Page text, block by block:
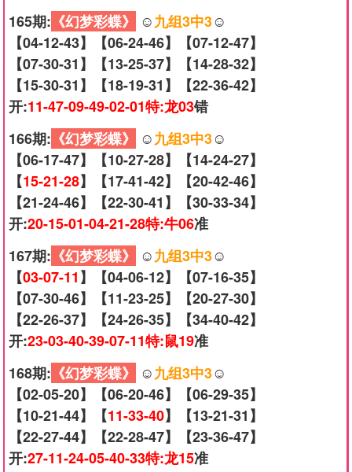
165期: 《幻梦彩蝶》 ☺️九组3中3☺️
【04-12-43】【06-24-46】【07-12-47】
【07-30-31】【13-25-37】【14-28-32】
【15-30-31】【18-19-31】【22-36-42】
开:11-47-09-49-02-01特:龙03错
166期: 《幻梦彩蝶》 ☺️九组3中3☺️
【06-17-47】【10-27-28】【14-24-27】
【15-21-28】【17-41-42】【20-42-46】
【21-24-46】【22-30-41】【30-33-34】
开:20-15-01-04-21-28特:牛06准
167期: 《幻梦彩蝶》 ☺️九组3中3☺️
【03-07-11】【04-06-12】【07-16-35】
【07-30-46】【11-23-25】【20-27-30】
【22-26-37】【24-26-35】【34-40-42】
开:23-03-40-39-07-11特:鼠19准
168期: 《幻梦彩蝶》 ☺️九组3中3☺️
【02-05-20】【06-20-46】【06-29-35】
【10-21-44】【11-33-40】【13-21-31】
【22-27-44】【22-28-47】【23-36-47】
开:27-11-24-05-40-33特:龙15准